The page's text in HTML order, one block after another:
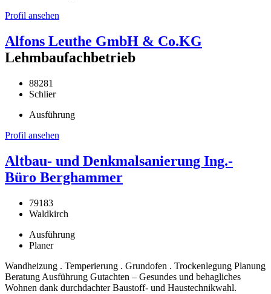
Profil ansehen
Alfons Leuthe GmbH & Co.KG
Lehmbaufachbetrieb
88281
Schlier
Ausführung
Profil ansehen
Altbau- und Denkmalsanierung Ing.-
Büro Berghammer
79183
Waldkirch
Ausführung
Planer
Wandheizung . Temperierung . Grundofen . Trockenlegung Planung
Beratung Ausführung Gutachten – Gesundes und behagliches
Wohnen dank durchdachter Baustoff- und Haustechnikwahl.